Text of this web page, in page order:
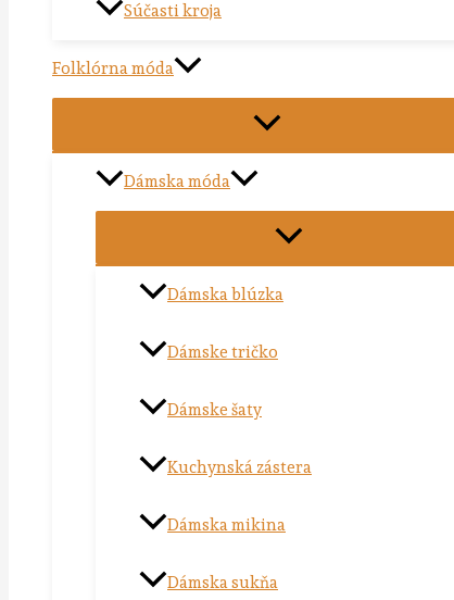
Súčasti kroja
Folklórna móda
Dámska móda
Dámska blúzka
Dámske tričko
Dámske šaty
Kuchynská zástera
Dámska mikina
Dámska sukňa